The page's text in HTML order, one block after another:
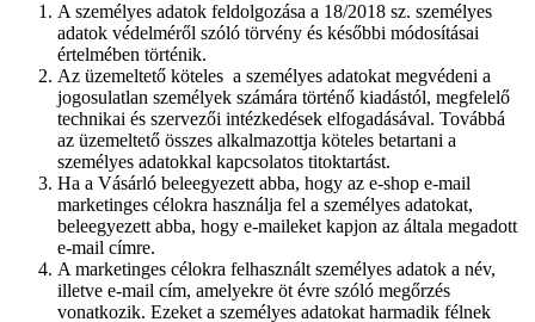
A személyes adatok feldolgozása a 18/2018 sz. személyes
adatok védelméről szóló törvény és későbbi módosításai
értelmében történik.
Az üzemeltető köteles a személyes adatokat megvédeni a
jogosulatlan személyek számára történő kiadástól, megfelelő
technikai és szervezői intézkedések elfogadásával. Továbbá
az üzemeltető összes alkalmazottja köteles betartani a
személyes adatokkal kapcsolatos titoktartást.
Ha a Vásárló beleegyezett abba, hogy az e-shop e-mail
marketinges célokra használja fel a személyes adatokat,
beleegyezett abba, hogy e-maileket kapjon az általa megadott
e-mail címre.
A marketinges célokra felhasznált személyes adatok a név,
illetve e-mail cím, amelyekre öt évre szóló megőrzés
vonatkozik. Ezeket a személyes adatokat harmadik félnek